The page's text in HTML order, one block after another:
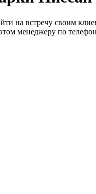
на встречу своим
менеджеру по